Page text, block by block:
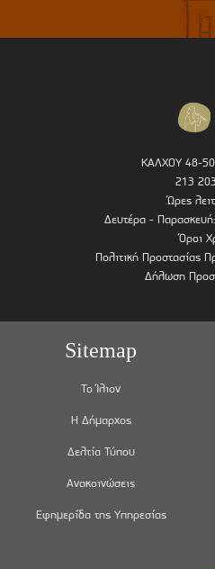
ΚΑΛΧΟΥ 48-50
213
Ώρες
Δευτέρα -
Όροι
Πολιτική Προστασίας
Δήλωση
Sitemap
Το Ίλιον
Η Δήμαρχος
Δελτία Τύπου
Ανακοινώσεις
Εφημερίδα της Υπηρεσίας